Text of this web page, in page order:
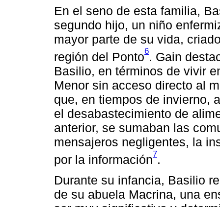
En el seno de esta familia,
segundo hijo, un niño
mayor parte de su vida,
región del Ponto6. Gain
Basilio, en términos de vivir
Menor sin acceso directo al
que, en tiempos de invierno,
el desabastecimiento de
anterior, se sumaban las
mensajeros negligentes, la
por la información7.
Durante su infancia, Basilio
de su abuela Macrina, una